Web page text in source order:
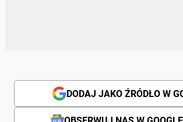
DODAJ JAKO ŹRÓDŁO W